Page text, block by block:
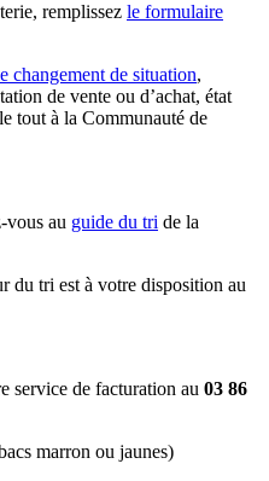
remplissez le formulaire
changement de situation,
de vente ou d’achat, état
tout à la Communauté de
vous au guide du tri de la
du tri est à votre disposition au
service de facturation au 03 86
marron ou jaunes)